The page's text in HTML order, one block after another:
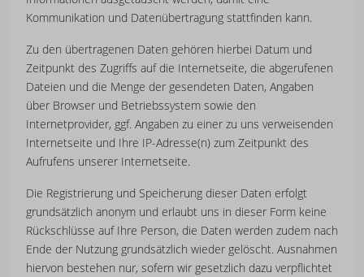
Kommunikation und Datenübertragung stattfinden kann.
Zu den übertragenen Daten gehören hierbei Datum und
Zeitpunkt des Zugriffs auf die Internetseite, die abgerufenen
Dateien und die Menge der gesendeten Daten, Angaben
über Browser und Betriebssystem sowie den
Internetprovider, ggf. Angaben zu einer zu uns verweisenden
Internetseite und Ihre IP-Adresse(n) zum Zeitpunkt des
Aufrufens unserer Internetseite.
Die Registrierung und Speicherung dieser Daten erfolgt
grundsätzlich anonym und erlaubt uns in dieser Form keine
Rückschlüsse auf Ihre Person, die Daten werden zudem nach
Ende der Nutzung grundsätzlich wieder gelöscht. Ausnahmen
hiervon bestehen nur, sofern wir gesetzlich dazu verpflichtet